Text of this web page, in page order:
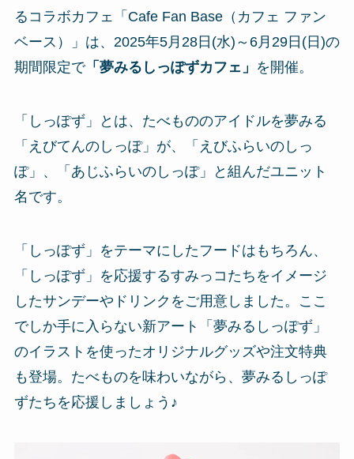
るコラボカフェ「Cafe Fan Base（カフェ ファン
ベース）」は、2025年5月28日(水)～6月29日(日)の
期間限定で「夢みるしっぽずカフェ」 を開催。
「しっぽず」とは、たべもののアイドルを夢みる
「えびてんのしっぽ」が、「えびふらいのしっ
ぽ」、「あじふらいのしっぽ」と組んだユニット
名です。
「しっぽず」をテーマにしたフードはもちろん、
「しっぽず」を応援するすみっコたちをイメージ
したサンデーやドリンクをご用意しました。ここ
でしか手に入らない新アート「夢みるしっぽず」
のイラストを使ったオリジナルグッズや注文特典
も登場。たべものを味わいながら、夢みるしっぽ
ずたちを応援しましょう♪